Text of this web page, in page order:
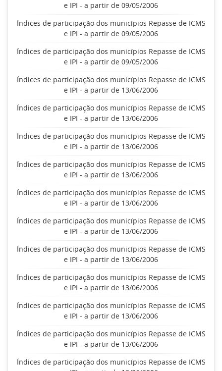
e IPI - a partir de 09/05/2006
Índices de participação dos municípios Repasse de ICMS
e IPI - a partir de 09/05/2006
Índices de participação dos municípios Repasse de ICMS
e IPI - a partir de 09/05/2006
Índices de participação dos municípios Repasse de ICMS
e IPI - a partir de 13/06/2006
Índices de participação dos municípios Repasse de ICMS
e IPI - a partir de 13/06/2006
Índices de participação dos municípios Repasse de ICMS
e IPI - a partir de 13/06/2006
Índices de participação dos municípios Repasse de ICMS
e IPI - a partir de 13/06/2006
Índices de participação dos municípios Repasse de ICMS
e IPI - a partir de 13/06/2006
Índices de participação dos municípios Repasse de ICMS
e IPI - a partir de 13/06/2006
Índices de participação dos municípios Repasse de ICMS
e IPI - a partir de 13/06/2006
Índices de participação dos municípios Repasse de ICMS
e IPI - a partir de 13/06/2006
Índices de participação dos municípios Repasse de ICMS
e IPI - a partir de 13/06/2006
Índices de participação dos municípios Repasse de ICMS
e IPI - a partir de 13/06/2006
Índices de participação dos municípios Repasse de ICMS